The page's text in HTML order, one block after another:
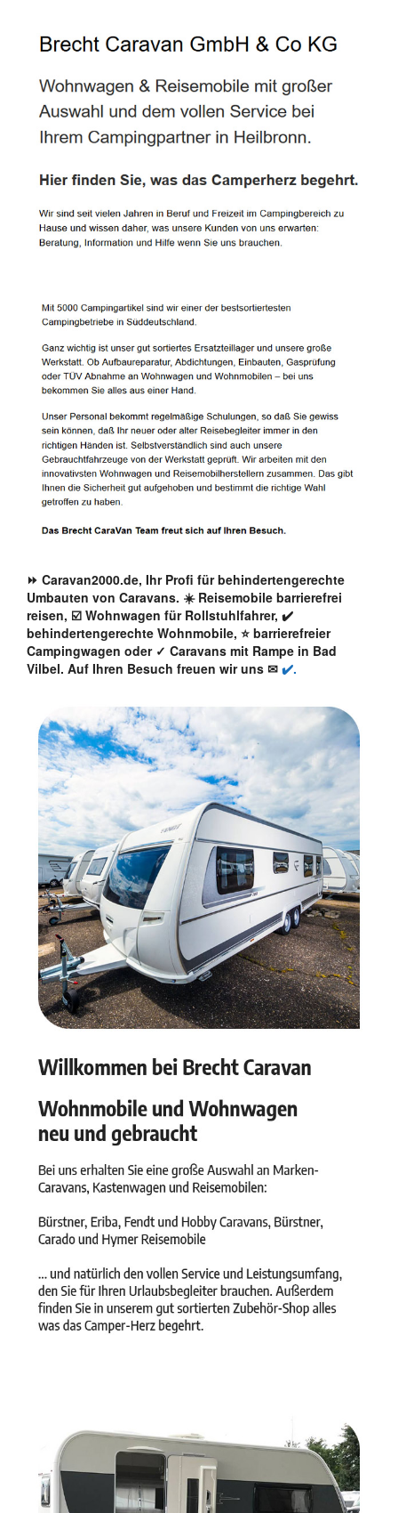
⏩ Caravan2000.de, Ihr Profi für behindertengerechte
Umbauten von Caravans. ☀️ Reisemobile barrierefrei
reisen, ☑️ Wohnwagen für Rollstuhlfahrer, ✔️
behindertengerechte Wohnmobile, ⭐ barrierefreier
Campingwagen oder ✓ Caravans mit Rampe in Bad
Vilbel. Auf Ihren Besuch freuen wir uns ✉ ✔️.